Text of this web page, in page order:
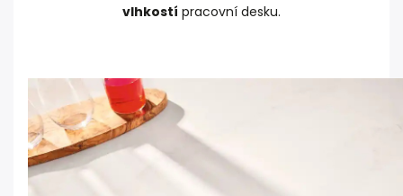
vlhkostí pracovní desku.